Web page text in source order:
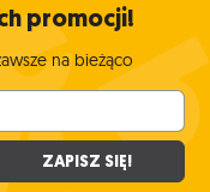
promocji!
na bieżąco
ZAPISZ SIĘ!